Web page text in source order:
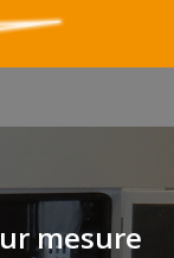
mesure